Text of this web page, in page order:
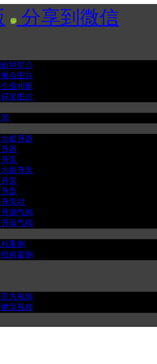
分享到微信
特简介
会图片
业相册
奖图片
提升器
器
泵
提升泵
泵
泵
泵站
滤气阀
吸气阀
案例
典案例
方视频
泵视频